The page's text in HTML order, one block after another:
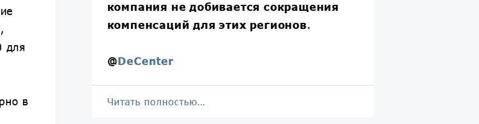
,
для
в
компания не добивается сокращения
компенсаций для этих регионов.
@DeCenter
Читать полностью…